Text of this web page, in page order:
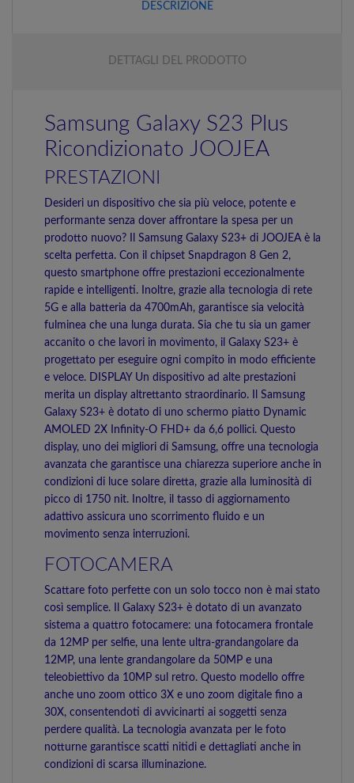
DESCRIZIONE
DETTAGLI DEL PRODOTTO
Samsung Galaxy S23 Plus
Ricondizionato JOOJEA
PRESTAZIONI
Desideri un dispositivo che sia più veloce, potente e
performante senza dover affrontare la spesa per un
prodotto nuovo? Il Samsung Galaxy S23+ di JOOJEA è la
scelta perfetta. Con il chipset Snapdragon 8 Gen 2,
questo smartphone offre prestazioni eccezionalmente
rapide e intelligenti. Inoltre, grazie alla tecnologia di rete
5G e alla batteria da 4700mAh, garantisce sia velocità
fulminea che una lunga durata. Sia che tu sia un gamer
accanito o che lavori in movimento, il Galaxy S23+ è
progettato per eseguire ogni compito in modo efficiente
e veloce. DISPLAY Un dispositivo ad alte prestazioni
merita un display altrettanto straordinario. Il Samsung
Galaxy S23+ è dotato di uno schermo piatto Dynamic
AMOLED 2X Infinity-O FHD+ da 6,6 pollici. Questo
display, uno dei migliori di Samsung, offre una tecnologia
avanzata che garantisce una chiarezza superiore anche in
condizioni di luce solare diretta, grazie alla luminosità di
picco di 1750 nit. Inoltre, il tasso di aggiornamento
adattivo assicura uno scorrimento fluido e un
movimento senza interruzioni.
FOTOCAMERA
Scattare foto perfette con un solo tocco non è mai stato
così semplice. Il Galaxy S23+ è dotato di un avanzato
sistema a quattro fotocamere: una fotocamera frontale
da 12MP per selfie, una lente ultra-grandangolare da
12MP, una lente grandangolare da 50MP e una
teleobiettivo da 10MP sul retro. Questo modello offre
anche uno zoom ottico 3X e uno zoom digitale fino a
30X, consentendoti di avvicinarti ai soggetti senza
perdere qualità. La tecnologia avanzata per le foto
notturne garantisce scatti nitidi e dettagliati anche in
condizioni di scarsa illuminazione.